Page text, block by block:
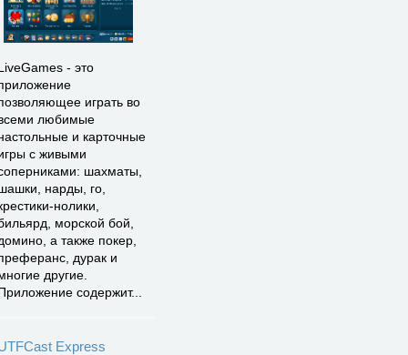
- это
играть во
любимые
и карточные
с живыми
шахматы,
нарды, го,
нолики,
морской бой,
а также покер,
дурак и
другие.
содержит...
Express